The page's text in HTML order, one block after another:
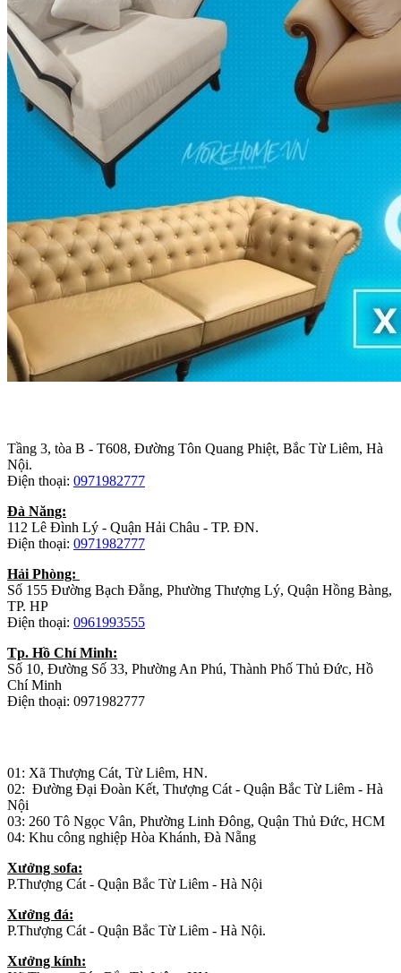
Tầng 3, tòa B - T608, Đường Tôn Quang Phiệt, Bắc Từ Liêm, Hà
Nội.
Điện thoại: 0971982777
Đà Năng:
112 Lê Đình Lý - Quận Hải Châu - TP. ĐN.
Điện thoại: 0971982777
Hải Phòng:
Số 155 Đường Bạch Đằng, Phường Thượng Lý, Quận Hồng Bàng,
TP. HP
Điện thoại: 0961993555
Tp. Hồ Chí Minh:
Số 10, Đường Số 33, Phường An Phú, Thành Phố Thủ Đức, Hồ
Chí Minh
Điện thoại: 0971982777
01: Xã Thượng Cát, Từ Liêm, HN.
02: Đường Đại Đoàn Kết, Thượng Cát - Quận Bắc Từ Liêm - Hà
Nội
03: 260 Tô Ngọc Vân, Phường Linh Đông, Quận Thủ Đức, HCM
04: Khu công nghiệp Hòa Khánh, Đà Nẵng
Xưởng sofa:
P.Thượng Cát - Quận Bắc Từ Liêm - Hà Nội
Xưởng đá:
P.Thượng Cát - Quận Bắc Từ Liêm - Hà Nội.
Xưởng kính: